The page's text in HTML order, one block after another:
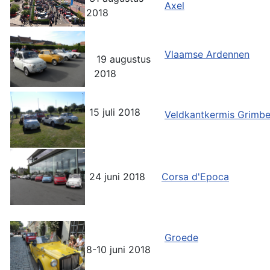
2018
Axel
19 augustus
2018
Vlaamse Ardennen
15 juli 2018 Veldkantkermis
24 juni 2018 Corsa d'Epoca
8-10 juni 2018
Groede